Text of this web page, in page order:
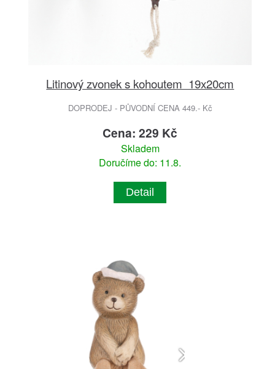
Litinový zvonek s kohoutem 19x20cm
DOPRODEJ - PŮVODNÍ CENA 449.- Kč
Cena: 229 Kč
Skladem
Doručíme do: 11.8.
Detail